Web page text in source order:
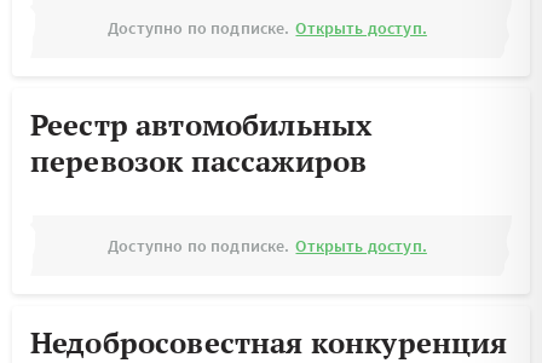
Доступно по подписке. Открыть доступ.
Реестр автомобильных
перевозок пассажиров
Доступно по подписке. Открыть доступ.
Недобросовестная конкуренция